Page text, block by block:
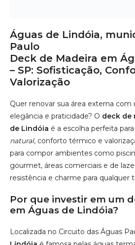
para compor ambientes como
gourmet, áreas comerciais e de
resistência e charme para qualquer
Por que investir em um
em Águas de Lindóia?
Localizada no Circuito das Águas
Lindóia
é famosa pelas águas
forte vocação turística. Veja os
investir nesse tipo de estrutura:
Alta durabilidade:madeiras
Itaúba resistem ao tempo,
Conforto térmico:superfície
mesmo nos dias mais quentes.
integra